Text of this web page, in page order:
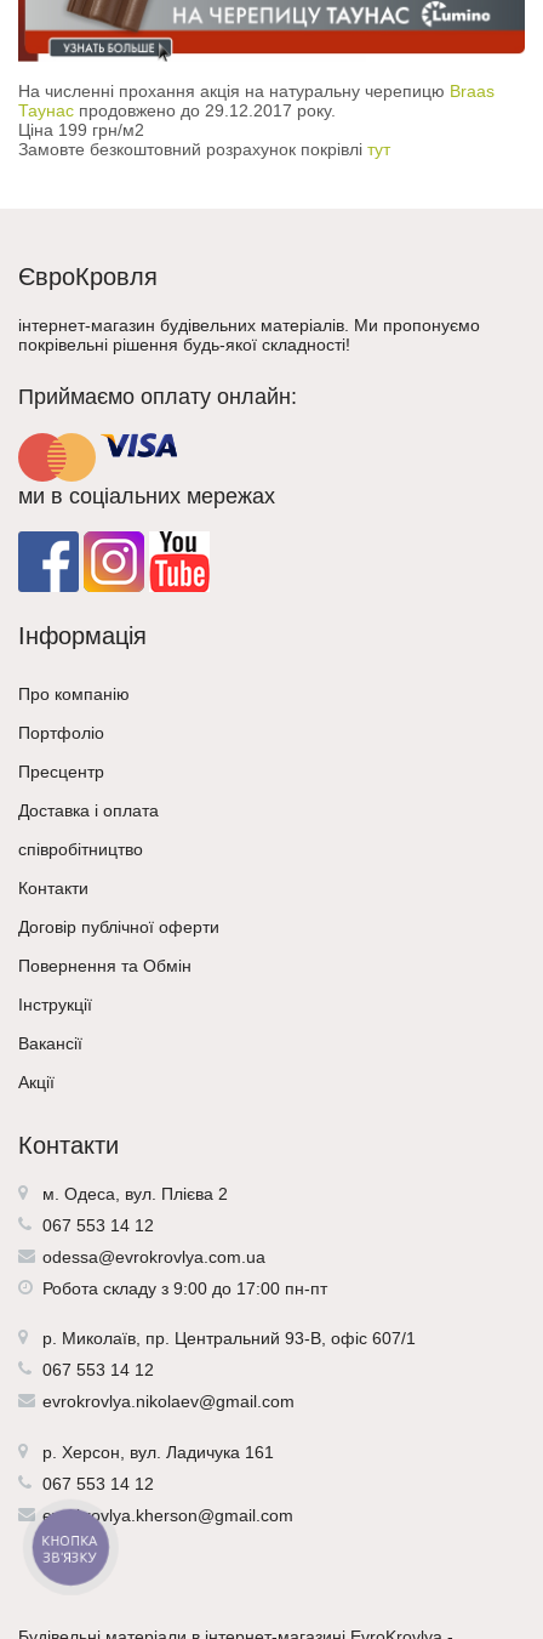
На численні прохання акція на натуральну черепицю Braas
Таунас продовжено до 29.12.2017 року.
Ціна 199 грн/м2
Замовте безкоштовний розрахунок покрівлі тут
ЄвроКровля
інтернет-магазин будівельних матеріалів. Ми пропонуємо
покрівельні рішення будь-якої складності!
Приймаємо оплату онлайн:
ми в соціальних мережах
Інформація
Про компанію
Портфоліо
Пресцентр
Доставка і оплата
співробітництво
Контакти
Договір публічної оферти
Повернення та Обмін
Інструкції
Вакансії
Акції
Контакти
м. Одеса, вул. Плієва 2
067 553 14 12
odessa@evrokrovlya.com.ua
Робота складу з 9:00 до 17:00 пн-пт
р. Миколаїв, пр. Центральний 93-В, офіс 607/1
067 553 14 12
evrokrovlya.nikolaev@gmail.com
р. Херсон, вул. Ладичука 161
067 553 14 12
evrokrovlya.kherson@gmail.com
КНОПКА
ЗВ'ЯЗКУ